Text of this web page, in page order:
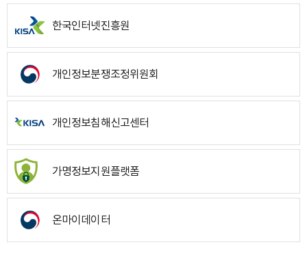
한국인터넷진흥원
개인정보분쟁조정위원회
개인정보침해신고센터
가명정보지원플랫폼
온마이데이터